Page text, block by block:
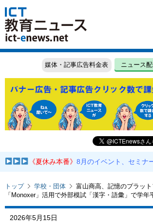
媒体・記事広告料金表 ニュース
《夏休み本番》8月のイベント、セミナ
トップ 学校・団体
富山商高、記憶のプラッ
「Monoxer」活用で外部模試「漢字・語彙」で学年
2026年5月15日